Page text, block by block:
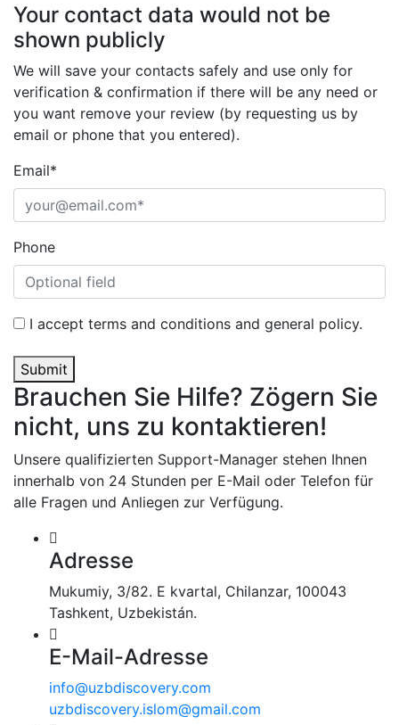
Your contact data would not be
shown publicly
We will save your contacts safely and use only for
verification & confirmation if there will be any need or
you want remove your review (by requesting us by
email or phone that you entered).
Email*
Phone
I accept terms and conditions and general policy.
Submit
Brauchen Sie Hilfe? Zögern Sie
nicht, uns zu kontaktieren!
Unsere qualifizierten Support-Manager stehen Ihnen
innerhalb von 24 Stunden per E-Mail oder Telefon für
alle Fragen und Anliegen zur Verfügung.
Adresse
Mukumiy, 3/82. E kvartal, Chilanzar, 100043
Tashkent, Uzbekistán.
E-Mail-Adresse
info@uzbdiscovery.com
uzbdiscovery.islom@gmail.com